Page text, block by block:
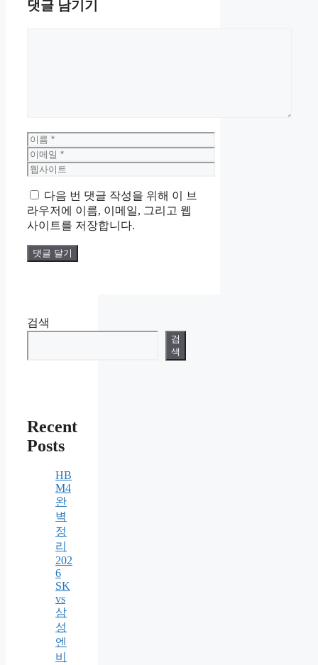
댓글 남기기
이
름
이
메
웹
이
트
다음 번 댓글 작성을 위해 이 브
라우저에 이름, 이메일, 그리고 웹
사이트를 저장합니다.
검색
검
색
Recent
Posts
HB
M4
완
벽
정
리
202
6
SK
vs
삼
성
엔
비